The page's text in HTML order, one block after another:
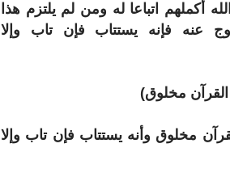
أكملهم اتباعا له ومن لم يلتزم هذا
عنه فإنه يستتاب فإن تاب وإلا
مخلوق)
مخلوق وأنه يستتاب فإن تاب وإلا